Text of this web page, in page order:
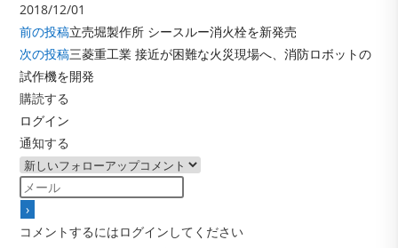
2018/12/01
そ
の
他
の
記
を
読
む
前の投稿立売堀製作所 シースルー消火栓を新発売
次の投稿三菱重工業 接近が困難な火災現場へ、消防ロボットの
試作機を開発
購読する
ログイン
通知する
コメントするにはログインしてください